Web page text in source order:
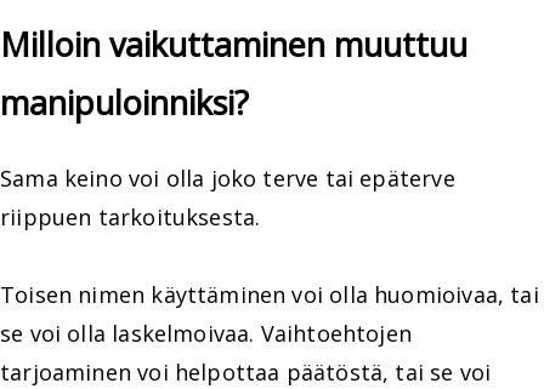
Milloin vaikuttaminen muuttuu
manipuloinniksi?
Sama keino voi olla joko terve tai epäterve
riippuen tarkoituksesta.
Toisen nimen käyttäminen voi olla huomioivaa, tai
se voi olla laskelmoivaa. Vaihtoehtojen
tarjoaminen voi helpottaa päätöstä, tai se voi